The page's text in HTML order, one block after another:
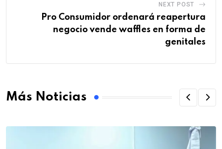
NEXT POST
Pro Consumidor ordenará reapertura
negocio vende waffles en forma de
genitales
Más Noticias